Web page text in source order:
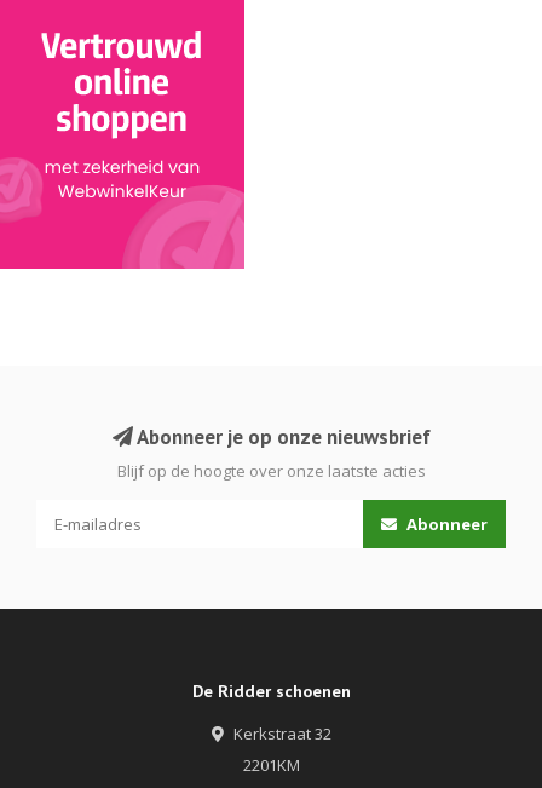
Abonneer je op onze nieuwsbrief
Blijf op de hoogte over onze laatste acties
Abonneer
De Ridder schoenen
Kerkstraat 32
2201KM